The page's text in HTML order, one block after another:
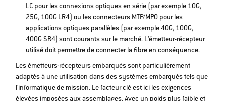
LC pour les connexions optiques en série (par exemple 10G,
25G, 100G LR4) ou les connecteurs MTP/MPO pour les
applications optiques parallèles (par exemple 40G, 100G,
400G SR4) sont courants sur le marché. L'émetteur-récepteur
utilisé doit permettre de connecter la fibre en conséquence.
Les émetteurs-récepteurs embarqués sont particulièrement
adaptés à une utilisation dans des systèmes embarqués tels que
l'informatique de mission. Le facteur clé est ici les exigences